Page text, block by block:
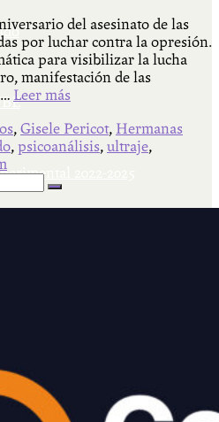
2022-2025
2018
del asesinato de las
por luchar contra la opresión.
para visibilizar la lucha
manifestación de las
Leer más
, Gisele Pericot, Hermanas
, psicoanálisis, ultraje,